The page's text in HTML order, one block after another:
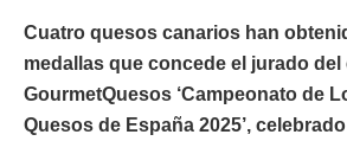
Cuatro quesos canarios han
medallas que concede el jurado
GourmetQuesos ‘Campeonato de
Quesos de España 2025’,